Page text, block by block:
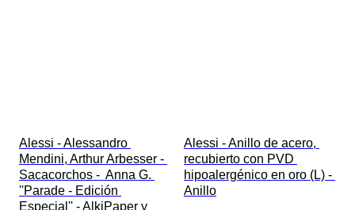
Alessi - Alessandro
Mendini, Arthur Arbesser -
Sacacorchos -  Anna G.
''Parade - Edición
Especial'' - AlkiPaper y
Alessi - Anillo de acero,
recubierto con PVD
hipoalergénico en oro (L) -
Anillo